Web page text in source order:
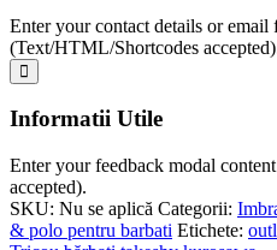
Enter your contact details or email
(Text/HTML/Shortcodes
Informatii Utile
Enter your feedback modal
accepted).
SKU: Nu se aplică Categorii:
& polo pentru barbati Etichete: